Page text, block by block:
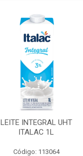
LEITE INTEGRAL UHT
ITALAC 1L
Código: 113064